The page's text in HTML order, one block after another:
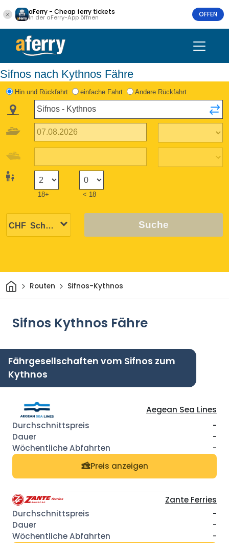
aFerry - Cheap ferry tickets
In der aFerry-App öffnen OFFEN
Sifnos nach Kythnos Fähre
Hin und Rückfahrt einfache Fahrt Andere Rückfahrt
18+ < 18
Suche
HeimRouten Sifnos-Kythnos
Sifnos Kythnos Fähre
Fährgesellschaften vom Sifnos zum
Kythnos
Aegean Sea Lines
-
-
-
Preis anzeigen
Zante Ferries
-
-
-